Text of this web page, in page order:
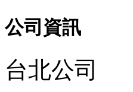
公司資訊
台北公司